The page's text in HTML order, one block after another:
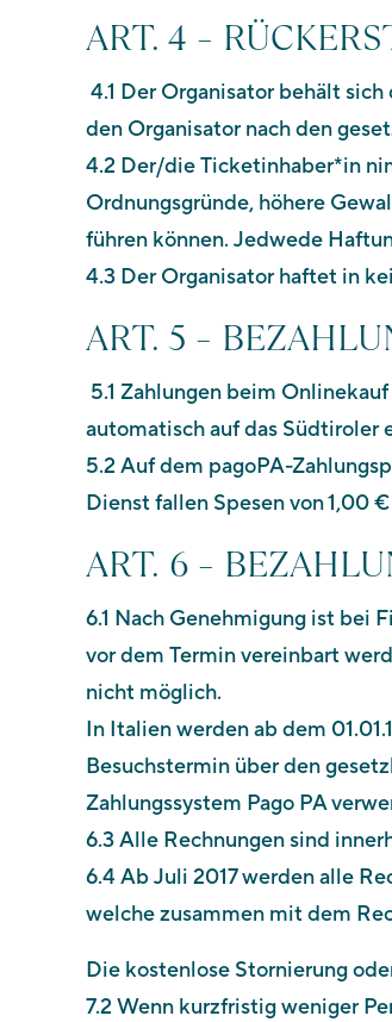
ART. 4 –
4.1 Der Organisator behält
den Organisator nach den
4.2 Der/die Ticketinhaber*in
Ordnungsgründe, höhere
führen können. Jedwede
4.3 Der Organisator haftet in
ART. 5 –
5.1 Zahlungen beim
automatisch auf das Südtiroler
5.2 Auf dem pagoPA-
Dienst fallen Spesen von 1,00
ART. 6 –
6.1 Nach Genehmigung ist bei
vor dem Termin vereinbart
nicht möglich.
In Italien werden ab dem
Besuchstermin über den
Zahlungssystem Pago PA
6.3 Alle Rechnungen sind
6.4 Ab Juli 2017 werden alle
welche zusammen mit dem
Die kostenlose Stornierung
7.2 Wenn kurzfristig weniger